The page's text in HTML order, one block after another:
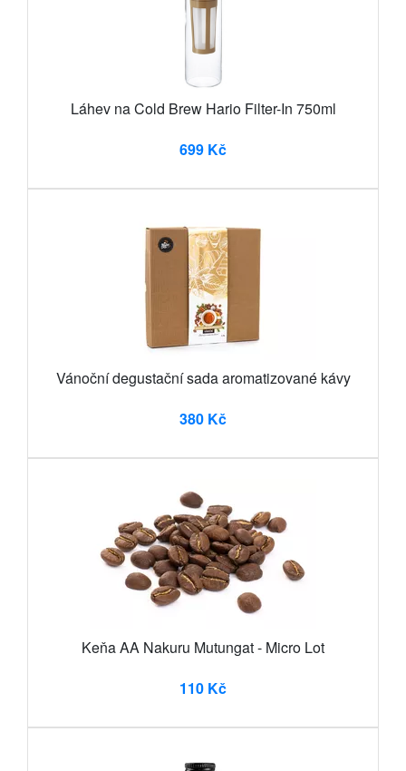
Láhev na Cold Brew Hario Filter-In 750ml
699 Kč
Vánoční degustační sada aromatizované kávy
380 Kč
Keňa AA Nakuru Mutungat - Micro Lot
110 Kč